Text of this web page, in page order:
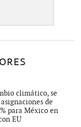
climático, se
de
para México en
EU